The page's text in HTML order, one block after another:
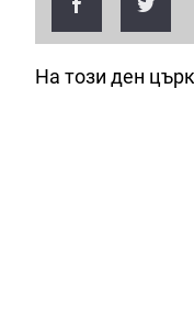
На този ден